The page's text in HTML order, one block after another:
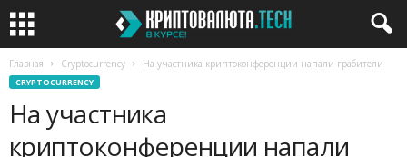
Главная Cryptocurrency На участника криптоконференции напали грабители
CRYPTOCURRENCY
На участника
криптоконференции напали